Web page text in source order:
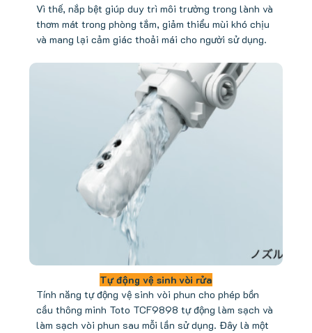
Vì thế, nắp bệt giúp duy trì môi trường trong lành và
thơm mát trong phòng tắm, giảm thiểu mùi khó chịu
và mang lại cảm giác thoải mái cho người sử dụng.
Tự động vệ sinh vòi rửa
Tính năng tự động vệ sinh vòi phun cho phép bồn
cầu thông minh Toto TCF9898 tự động làm sạch và
làm sạch vòi phun sau mỗi lần sử dụng. Đây là một